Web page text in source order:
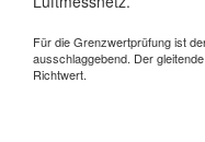
Für die Grenzwertprüfung ist
ausschlaggebend. Der
Richtwert.